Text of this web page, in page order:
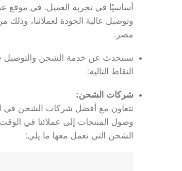
أساسيًا في تجربة العميل. في
وتوصيل عالية الجودة لعملائنا،
مصر.
سنتحدث عن خدمة الشحن والتوصيل
النقاط التالية:
شركات الشحن:
نتعاون مع أفضل شركات الشحن في
وصول المنتجات إلى عملائنا في
الشحن التي نعمل معها ما يلي: